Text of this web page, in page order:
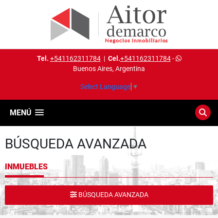
Tel. +541162311784| Cel.+541162311784-
Buenos Aires, Argentina
Select Language ▼
MENÚ
BÚSQUEDA AVANZADA
INMUEBLES
BÚSQUEDA AVANZADA